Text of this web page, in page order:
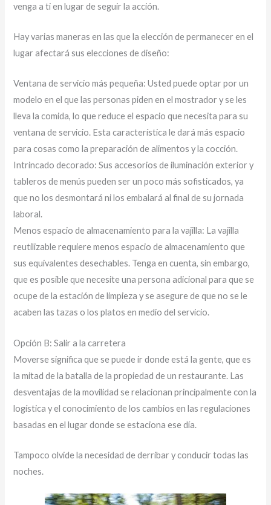
venga a ti en lugar de seguir la acción.
Hay varias maneras en las que la elección de permanecer en el
lugar afectará sus elecciones de diseño:
Ventana de servicio más pequeña: Usted puede optar por un
modelo en el que las personas piden en el mostrador y se les
lleva la comida, lo que reduce el espacio que necesita para su
ventana de servicio. Esta característica le dará más espacio
para cosas como la preparación de alimentos y la cocción.
Intrincado decorado: Sus accesorios de iluminación exterior y
tableros de menús pueden ser un poco más sofisticados, ya
que no los desmontará ni los embalará al final de su jornada
laboral.
Menos espacio de almacenamiento para la vajilla: La vajilla
reutilizable requiere menos espacio de almacenamiento que
sus equivalentes desechables. Tenga en cuenta, sin embargo,
que es posible que necesite una persona adicional para que se
ocupe de la estación de limpieza y se asegure de que no se le
acaben las tazas o los platos en medio del servicio.
Opción B: Salir a la carretera
Moverse significa que se puede ir donde está la gente, que es
la mitad de la batalla de la propiedad de un restaurante. Las
desventajas de la movilidad se relacionan principalmente con la
logística y el conocimiento de los cambios en las regulaciones
basadas en el lugar donde se estaciona ese día.
Tampoco olvide la necesidad de derribar y conducir todas las
noches.